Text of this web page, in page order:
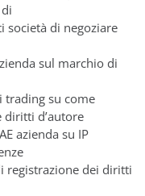
società di negoziare
sul marchio di
trading su come
d’autore
azienda su IP
registrazione dei diritti